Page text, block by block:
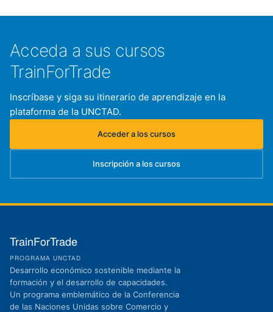
Acceda a sus cursos
TrainForTrade
Inscríbase y siga su itinerario de aprendizaje en la
plataforma de la UNCTAD.
Acceder a los cursos
(se abre en una nueva pestaña)
Inscripción a los cursos
(se abre en una nueva pestaña)
TrainForTrade
PROGRAMA UNCTAD
Desarrollo económico sostenible mediante la
formación y el desarrollo de capacidades.
Un programa emblemático de la Conferencia
de las Naciones Unidas sobre Comercio y